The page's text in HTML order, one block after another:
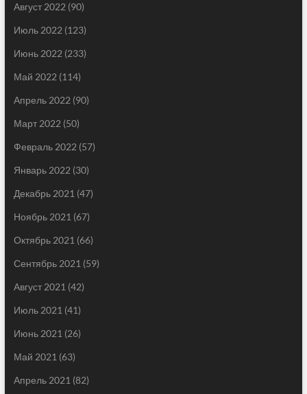
Август 2022 (90)
Июль 2022 (123)
Июнь 2022 (233)
Май 2022 (114)
Апрель 2022 (90)
Март 2022 (50)
Февраль 2022 (57)
Январь 2022 (30)
Декабрь 2021 (47)
Ноябрь 2021 (67)
Октябрь 2021 (66)
Сентябрь 2021 (59)
Август 2021 (42)
Июль 2021 (41)
Июнь 2021 (26)
Май 2021 (63)
Апрель 2021 (82)